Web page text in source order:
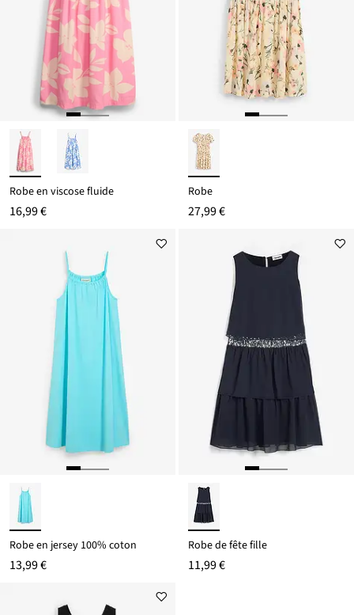
Robe en viscose fluide
16,99 €
Robe
27,99 €
Robe en jersey 100% coton
13,99 €
Robe de fête fille
11,99 €